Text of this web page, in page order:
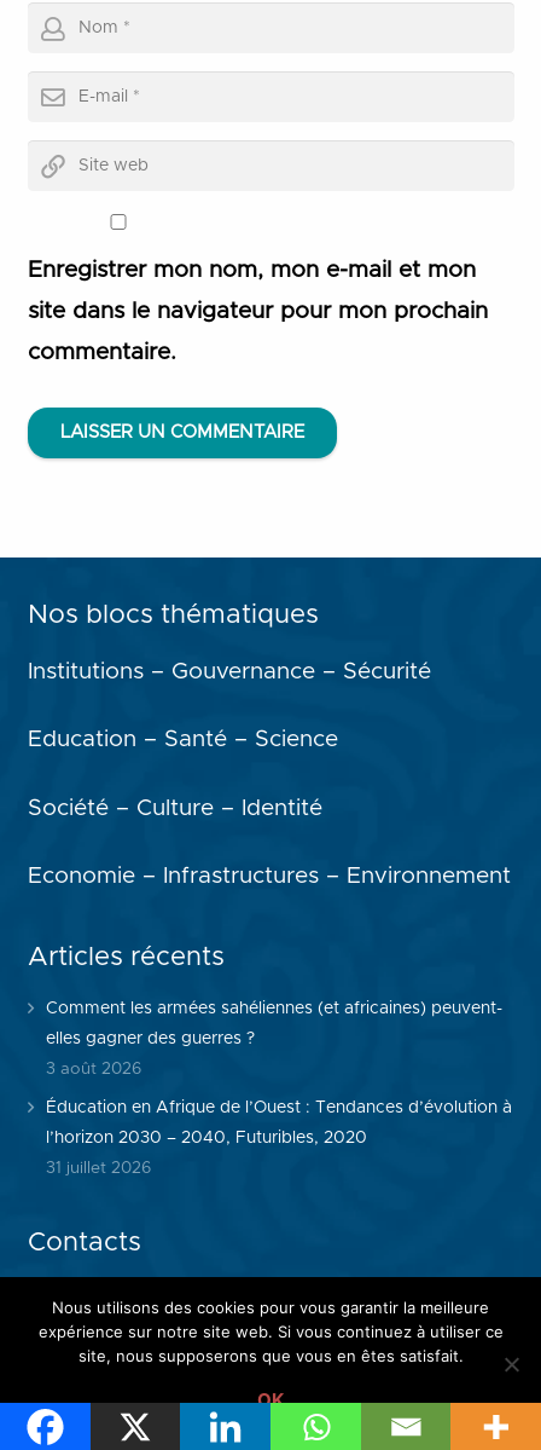
Enregistrer mon nom, mon e-mail et mon
site dans le navigateur pour mon prochain
commentaire.
LAISSER UN COMMENTAIRE
Nos blocs thématiques
Institutions – Gouvernance – Sécurité
Education – Santé – Science
Société – Culture – Identité
Economie – Infrastructures – Environnement
Articles récents
Comment les armées sahéliennes (et africaines) peuvent-
elles gagner des guerres ?
3 août 2026
Éducation en Afrique de l’Ouest : Tendances d’évolution à
l’horizon 2030 – 2040, Futuribles, 2020
31 juillet 2026
Contacts
infowathi@wathi.org
Nous utilisons des cookies pour vous garantir la meilleure
expérience sur notre site web. Si vous continuez à utiliser ce
site, nous supposerons que vous en êtes satisfait.
OK